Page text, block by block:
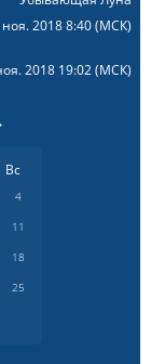
2018 8:40(МСК)
2018 19:02(МСК)
Вс
4
11
18
25